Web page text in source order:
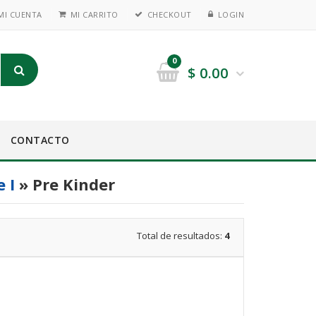
CUENTA MI CARRITO CHECKOUT LOGIN
0
$ 0.00
CONTACTO
I » Pre Kinder
Total de resultados: 4